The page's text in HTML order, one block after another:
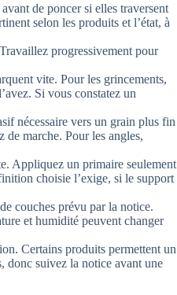
de poncer si elles traversent
selon les produits et l’état, à
progressivement pour
vite. Pour les grincements,
Si vous constatez un
nécessaire vers un grain plus fin
de marche. Pour les angles,
Appliquez un primaire seulement
choisie l’exige, si le support
couches prévu par la notice.
et humidité peuvent changer
Certains produits permettent un
donc suivez la notice avant une